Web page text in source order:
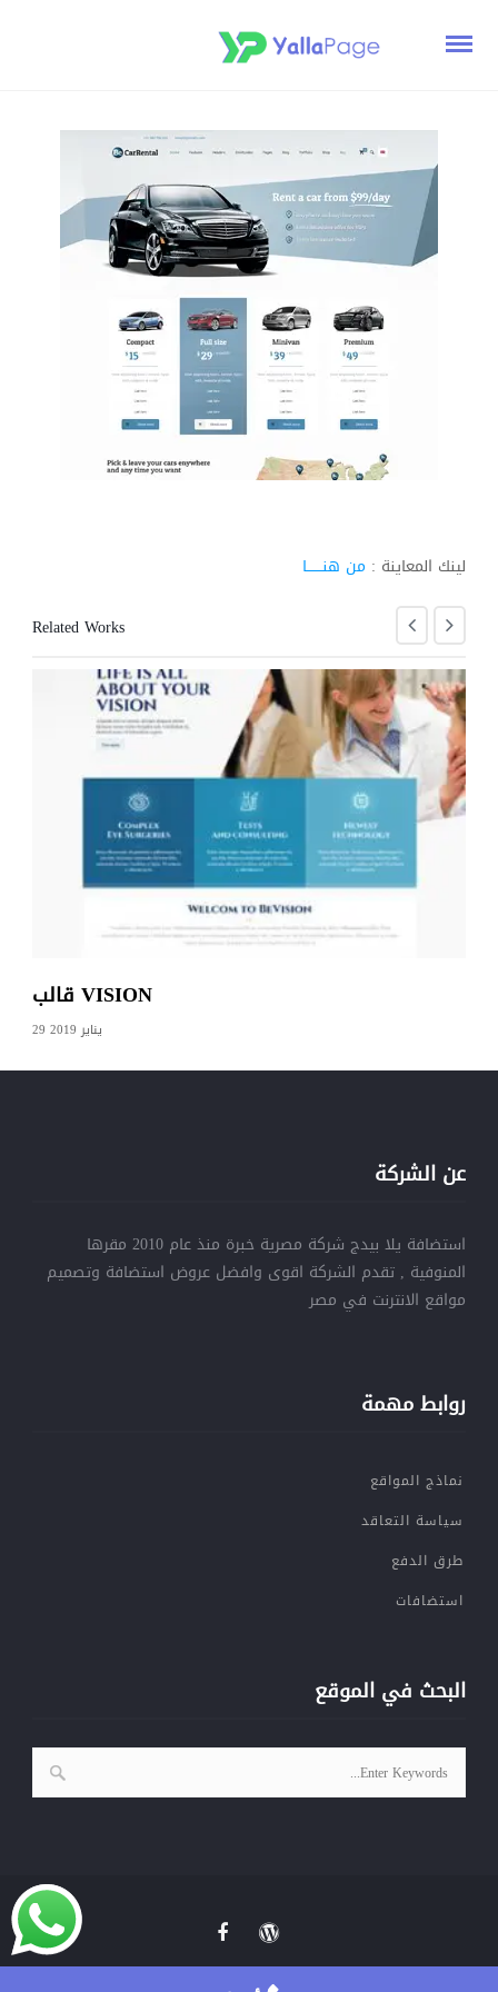
لينك المعاينة : من هنـــــــا
Related Works
قالب VISION
29 يناير 2019
عن الشركة
استضافة يلا بيدج شركة مصرية خبرة منذ عام 2010 مقرها
المنوفية , تقدم الشركة اقوى وافضل عروض استضافة وتصميم
مواقع الانترنت في مصر
روابط مهمة
نماذج المواقع
سياسة التعاقد
طرق الدفع
استضافات
البحث في الموقع